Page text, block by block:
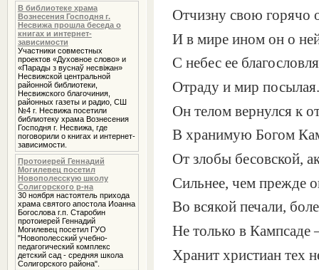
В библиотеке храма
Вознесения Господня г.
Несвижа прошла беседа о
книгах и интернет-
зависимости
Участники совместных
проектов «Духовное слово» и
«Парады з вуснаў несвіжан»
Несвижской центральной
районной библиотеки,
Несвижского благочиния,
районных газеты и радио, СШ
№4 г. Несвижа посетили
библиотеку храма Вознесения
Господня г. Несвижа, где
поговорили о книгах и интернет-
зависимости.
Протоиерей Геннадий
Могилевец посетил
Новополесскую школу
Солигорского р-на
30 ноября настоятель прихода
храма святого апостола Иоанна
Богослова г.п. Старобин
протоиерей Геннадий
Могилевец посетил ГУО
"Новополесский учебно-
педагогический комплекс
детский сад - средняя школа
Солигорского района".
Отчизну свою горячо
И в мире ином он о
С небес ее
Отраду и мир посылая.
Он телом вернулся к
В хранимую Богом
От злобы бесовской,
Сильнее, чем прежде
Во всякой печали,
Не только в Кампсаде
Хранит христиан тех